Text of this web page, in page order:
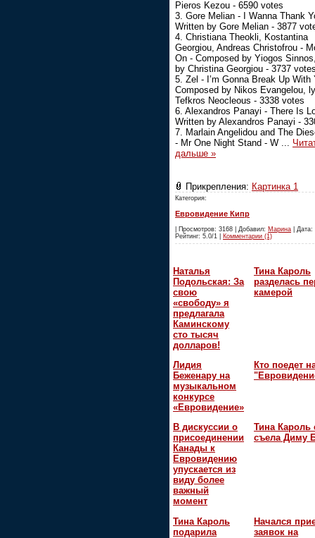
Pieros Kezou - 6590 votes
3. Gore Melian - I Wanna Thank
Written by Gore Melian - 3877
4. Christiana Theokli, Kostantina
Georgiou, Andreas Christofrou -
On - Composed by Yiogos
by Christina Georgiou - 3737
5. Zel - I’m Gonna Break Up With
Composed by Nikos Evangelou,
Tefkros Neocleous - 3338 votes
6. Alexandros Panayi - There Is
Written by Alexandros Panayi -
7. Marlain Angelidou and The
- Mr One Night Stand - W ...
дальше »
Прикрепления: Картинка 1
Категория:
Евровидение Кипр
| Просмотров: 3168 | Добавил: Марина |
Рейтинг: 5.0/1 | Комментарии (1)
Наталья
Подольская: За
свою
«свободу» я
предлагала
Каминскому
сто тысяч
долларов!
Тина Кароль
разделась
камерой
Лидия
Беженару на
музыкальном
конкурсе
«Евровидение»
Кто поедет
В дискуссии о
присоединении
Канады к
Евровидению
упускается из
виду более
важный
момент
Тина Кароль
съела Диму
Тина Кароль
подарила
Начался
заявок на